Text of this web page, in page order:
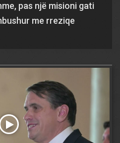
pas një misioni gati
me rreziqe